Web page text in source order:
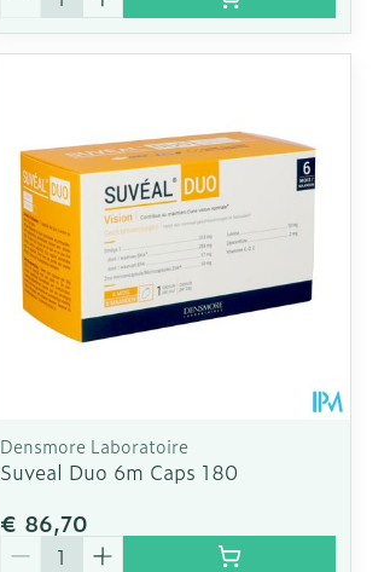
Densmore Laboratoire
Suveal Duo 6m Caps 180
€ 86,70
Aantal